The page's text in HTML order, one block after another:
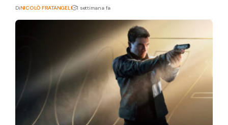
DiNICOLÒ FRATANGELI 1 settimana fa